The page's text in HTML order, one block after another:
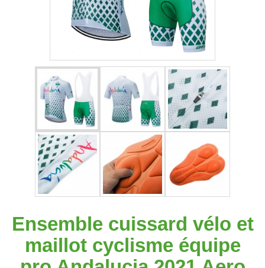
Ensemble cuissard vélo et
maillot cyclisme équipe